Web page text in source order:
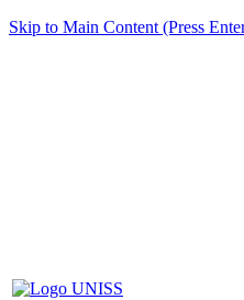
Skip to Main Content (Press